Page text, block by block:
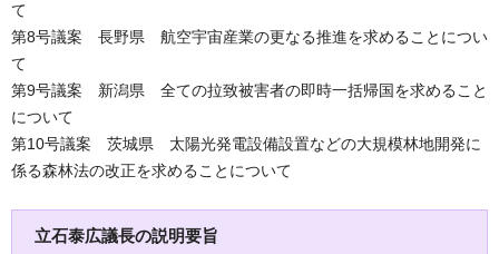
て
第8号議案 長野県 航空宇宙産業の更なる推進を求めることについ
て
第9号議案 新潟県 全ての拉致被害者の即時一括帰国を求めること
について
第10号議案 茨城県 太陽光発電設備設置などの大規模林地開発に
係る森林法の改正を求めることについて
立石泰広議長の説明要旨